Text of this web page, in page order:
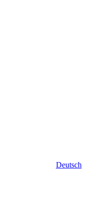
Deutsch